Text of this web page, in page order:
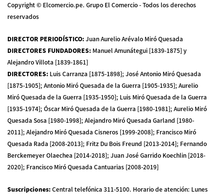
Copyright © Elcomercio.pe. Grupo El Comercio - Todos los derechos
reservados
DIRECTOR PERIODÍSTICO:Juan Aurelio Arévalo Miró Quesada
DIRECTORES FUNDADORES: Manuel Amunátegui [1839-1875] y
Alejandro Villota [1839-1861]
DIRECTORES: Luis Carranza [1875-1898]; José Antonio Miró Quesada
[1875-1905]; Antonio Miró Quesada de la Guerra [1905-1935]; Aurelio
Miró Quesada de la Guerra [1935-1950]; Luis Miró Quesada de la Guerra
[1935-1974]; Óscar Miró Quesada de la Guerra [1980-1981]; Aurelio Miró
Quesada Sosa [1980-1998]; Alejandro Miró Quesada Garland [1980-
2011]; Alejandro Miró Quesada Cisneros [1999-2008]; Francisco Miró
Quesada Rada [2008-2013]; Fritz Du Bois Freund [2013-2014]; Fernando
Berckemeyer Olaechea [2014-2018]; Juan José Garrido Koechlin [2018-
2020]; Francisco Miró Quesada Cantuarias [2008-2019]
Suscripciones:Central telefónica 311-5100. Horario de atención: Lunes